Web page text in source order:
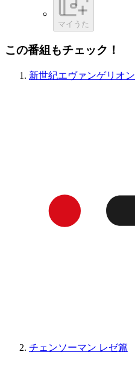
マイうた
この番組もチェック！
新世紀エヴァンゲリオン
チェンソーマン レゼ篇